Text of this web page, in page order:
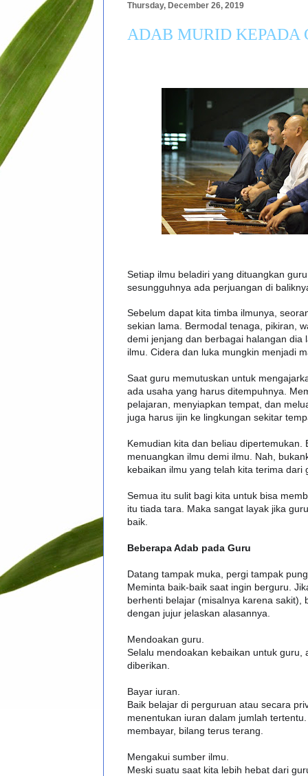
Thursday, December 26, 2019
ADAB MURID KEPADA
Setiap ilmu beladiri yang dituangkan
sesungguhnya ada perjuangan di
Sebelum dapat kita timba ilmunya,
sekian lama. Bermodal tenaga, pikiran,
demi jenjang dan berbagai halangan dia
ilmu. Cidera dan luka mungkin menjadi
Saat guru memutuskan untuk
ada usaha yang harus ditempuhnya.
pelajaran, menyiapkan tempat, dan
juga harus ijin ke lingkungan sekitar
Kemudian kita dan beliau dipertemukan.
menuangkan ilmu demi ilmu. Nah,
kebaikan ilmu yang telah kita terima dari
Semua itu sulit bagi kita untuk bisa
itu tiada tara. Maka sangat layak jika
baik.
Beberapa Adab pada Guru
Datang tampak muka, pergi tampak
Meminta baik-baik saat ingin berguru.
berhenti belajar (misalnya karena sakit),
dengan jujur jelaskan alasannya.
Mendoakan guru.
Selalu mendoakan kebaikan untuk guru,
diberikan.
Bayar iuran.
Baik belajar di perguruan atau secara
menentukan iuran dalam jumlah
membayar, bilang terus terang.
Mengakui sumber ilmu.
Meski suatu saat kita lebih hebat dari